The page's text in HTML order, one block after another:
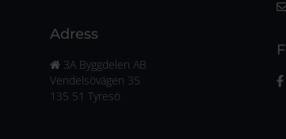
Adress
3A Byggdelen AB
Vendelsövägen 35
135 51 Tyresö